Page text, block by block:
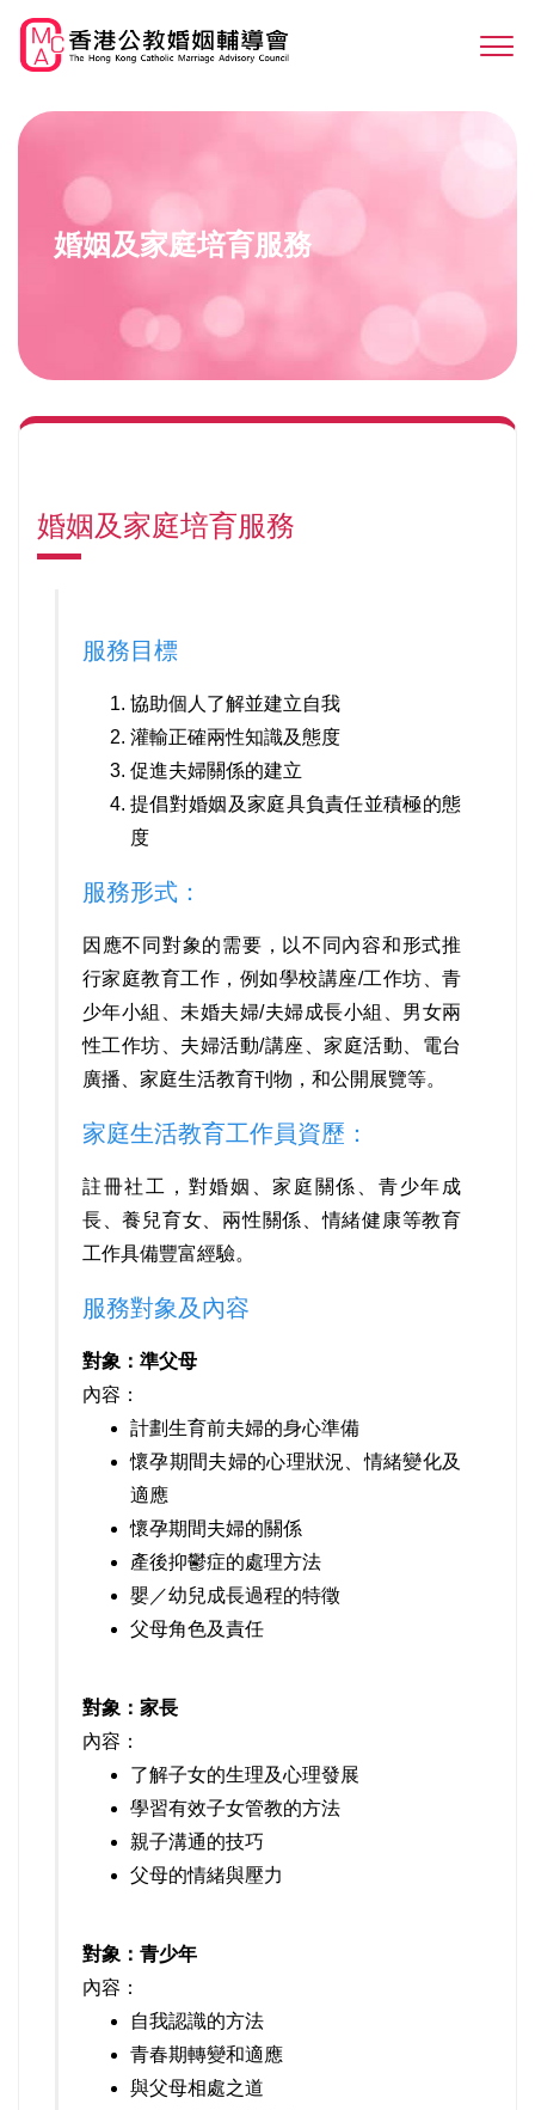
main
婚姻及家庭培育服務
婚姻及家庭培育服務
服務目標
協助個人了解並建立自我
灌輸正確兩性知識及態度
促進夫婦關係的建立
提倡對婚姻及家庭具負責任並積極的態
度
服務形式：
因應不同對象的需要，以不同內容和形式推
行家庭教育工作，例如學校講座/工作坊、青
少年小組、未婚夫婦/夫婦成長小組、男女兩
性工作坊、夫婦活動/講座、家庭活動、電台
廣播、家庭生活教育刊物，和公開展覽等。
家庭生活教育工作員資歷：
註冊社工，對婚姻、家庭關係、青少年成
長、養兒育女、兩性關係、情緒健康等教育
工作具備豐富經驗。
服務對象及內容
對象：準父母
內容：
計劃生育前夫婦的身心準備
懷孕期間夫婦的心理狀況、情緒變化及
適應
懷孕期間夫婦的關係
產後抑鬱症的處理方法
嬰／幼兒成長過程的特徵
父母角色及責任
對象：家長
內容：
了解子女的生理及心理發展
學習有效子女管教的方法
親子溝通的技巧
父母的情緒與壓力
對象：青少年
內容：
自我認識的方法
青春期轉變和適應
與父母相處之道